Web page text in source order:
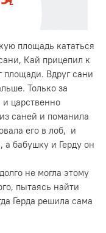
площадь кататься
Кай прицепил к
площади. Вдруг сани
Только за
царственно
саней и поманила
его в лоб, и
а бабушку и Герду он
не могла этому
пытаясь найти
Герда решила сама